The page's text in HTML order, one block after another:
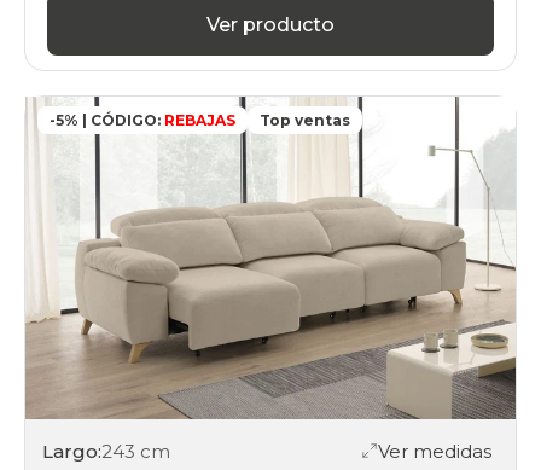
Ver producto
-5% | CÓDIGO: REBAJAS Top ventas
Largo:243 cm Ver medidas